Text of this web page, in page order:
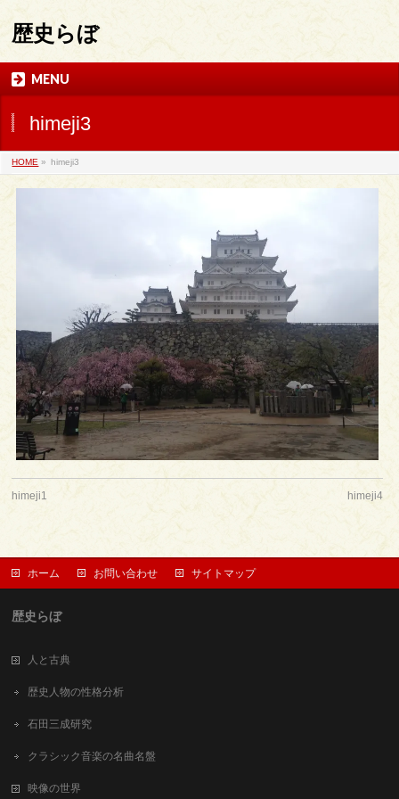
歴史らぼ
MENU
himeji3
HOME » himeji3
himeji1 himeji4
ホーム お問い合わせ サイトマップ
歴史らぼ
人と古典
歴史人物の性格分析
石田三成研究
クラシック音楽の名曲名盤
映像の世界